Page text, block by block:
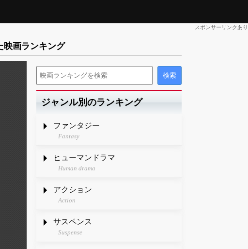
スポンサーリンクあり
映画ランキング
ジャンル別のランキング
ファンタジー
Fantasy
ヒューマンドラマ
Human drama
アクション
Action
サスペンス
Suspense